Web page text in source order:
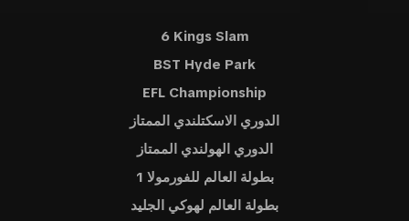
6 Kings Slam
BST Hyde Park
EFL Championship
الدوري الاسكتلندي الممتاز
الدوري الهولندي الممتاز
بطولة العالم للفورمولا 1
بطولة العالم لهوكي الجليد